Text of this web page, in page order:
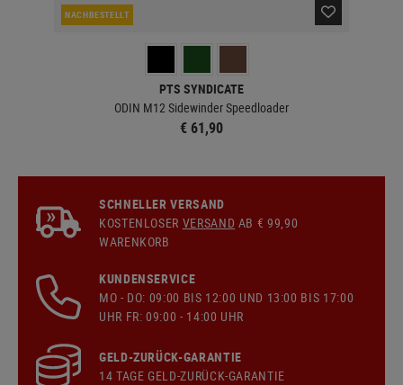
NACHBESTELLT
PTS SYNDICATE
ODIN M12 Sidewinder Speedloader
€ 61,90
SCHNELLER VERSAND
KOSTENLOSER VERSAND AB € 99,90
WARENKORB
KUNDENSERVICE
MO - DO: 09:00 BIS 12:00 UND 13:00 BIS 17:00
UHR FR: 09:00 - 14:00 UHR
GELD-ZURÜCK-GARANTIE
14 TAGE GELD-ZURÜCK-GARANTIE